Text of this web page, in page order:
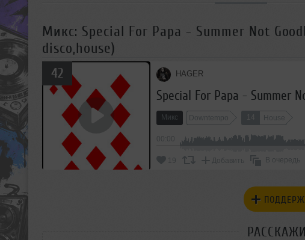
Микс: Special For Papa - Summer Not
disco,house)
42 HAGER
Микс Downtempo House
19 Добавить В очередь